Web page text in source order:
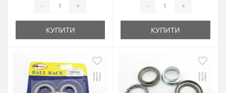
- +
КУПИТИ
- +
КУПИТИ